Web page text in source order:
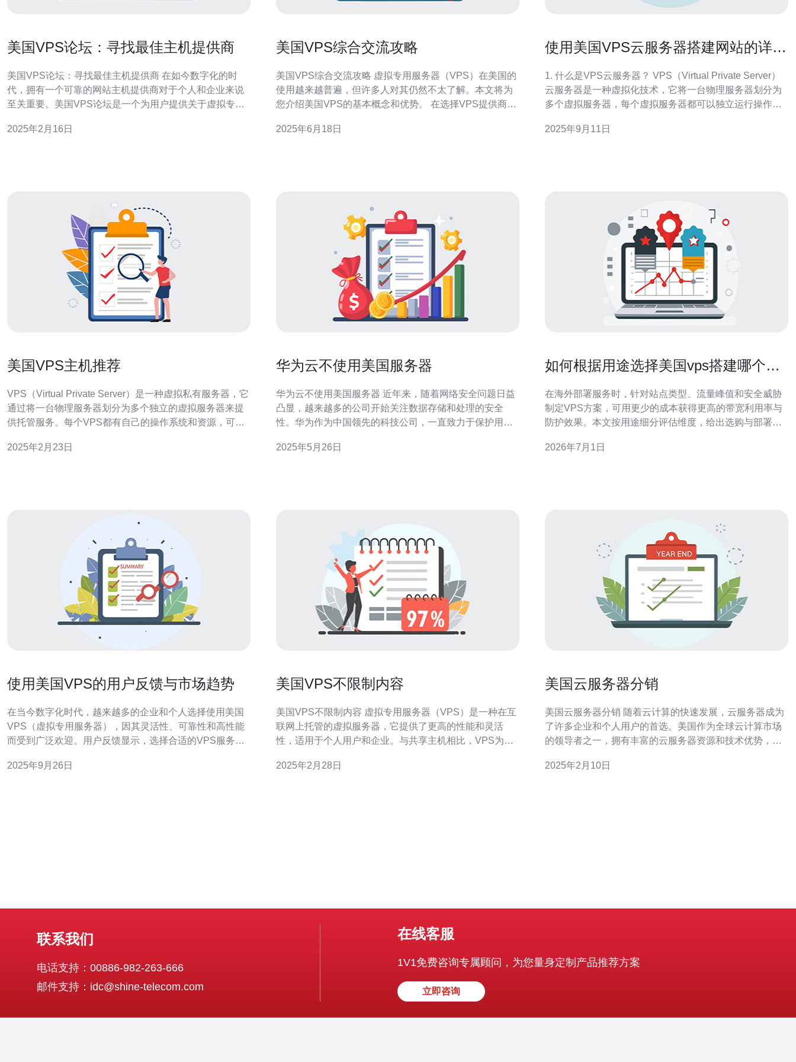
美国VPS论坛：寻找最佳主机提供商
美国VPS论坛：寻找最佳主机提供商 在如今数字化的时
代，拥有一个可靠的网站主机提供商对于个人和企业来说
至关重要。美国VPS论坛是一个为用户提供关于虚拟专用
享经验、寻求建议和了解不同主机提供商的优势与劣势。
2025年2月16日
美国VPS综合交流攻略
美国VPS综合交流攻略 虚拟专用服务器（VPS）在美国的
使用越来越普遍，但许多人对其仍然不太了解。本文将为
您介绍美国VPS的基本概念和优势。 在选择VPS提供商
知名的VPS提供商，如DigitalOcean、Linode、Vultr等。
2025年6月18日
使用美国VPS云服务器搭建网站的详细
1. 什么是VPS云服务器？ VPS（Virtual Private Server）
云服务器是一种虚拟化技术，它将一台物理服务器划分为
多个虚拟服务器，每个虚拟服务器都可以独立运行操作系
可控性，用户可以根据自己的需求进行资源配置。 2. 使用
2025年9月11日
美国VPS主机推荐
VPS（Virtual Private Server）是一种虚拟私有服务器，它
通过将一台物理服务器划分为多个独立的虚拟服务器来提
供托管服务。每个VPS都有自己的操作系统和资源，可以
势： 资源独立：VPS主机不受其他用户的影响，拥有独立
2025年2月23日
华为云不使用美国服务器
华为云不使用美国服务器 近年来，随着网络安全问题日益
凸显，越来越多的公司开始关注数据存储和处理的安全
性。华为作为中国领先的科技公司，一直致力于保护用户
器，以确保用户数据不受第三方监控和窃取。 在当今数字
2025年5月26日
如何根据用途选择美国vps搭建哪个好
在海外部署服务时，针对站点类型、流量峰值和安全威胁
制定VPS方案，可用更少的成本获得更高的带宽利用率与
防护效果。本文按用途细分评估维度，给出选购与部署的
行。 哪个用途更需要更高带宽与低延迟? 不同场景对带宽
2026年7月1日
使用美国VPS的用户反馈与市场趋势
在当今数字化时代，越来越多的企业和个人选择使用美国
VPS（虚拟专用服务器），因其灵活性、可靠性和高性能
而受到广泛欢迎。用户反馈显示，选择合适的VPS服务提
方面。市场趋势表明，随着云计算和网络技术的不断发
2025年9月26日
美国VPS不限制内容
美国VPS不限制内容 虚拟专用服务器（VPS）是一种在互
联网上托管的虚拟服务器，它提供了更高的性能和灵活
性，适用于个人用户和企业。与共享主机相比，VPS为用
时，内容限制是一个重要的考虑因素。而美国的VPS服务
2025年2月28日
美国云服务器分销
美国云服务器分销 随着云计算的快速发展，云服务器成为
了许多企业和个人用户的首选。美国作为全球云计算市场
的领导者之一，拥有丰富的云服务器资源和技术优势，吸
供各种类型和规模的云服务器服务。 美国的云服务器分销
2025年2月10日
联系我们
电话支持：00886-982-263-666
邮件支持：idc@shine-telecom.com
在线客服
1V1免费咨询专属顾问，为您量身定制产品推荐方案
立即咨询